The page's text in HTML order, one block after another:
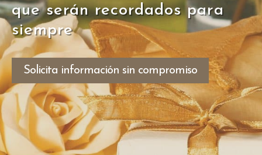
que serán recordados para
siempre
Solicita información sin compromiso